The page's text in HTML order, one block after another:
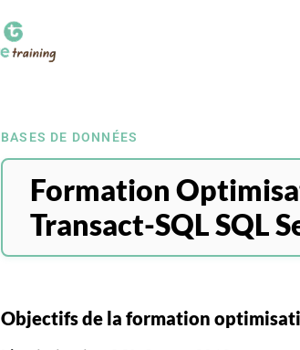
BASES DE DONNÉES
Formation
Transact-SQL SQL
Objectifs de la formation